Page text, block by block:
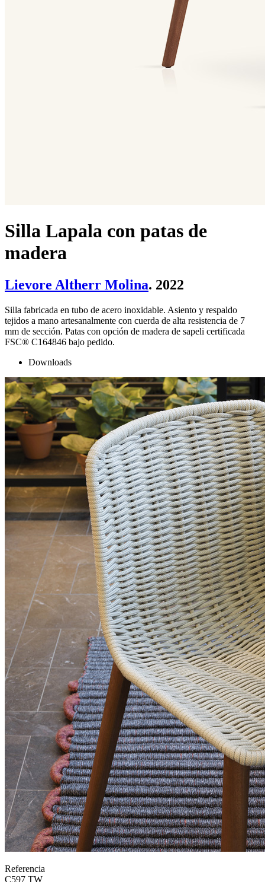
Silla Lapala con patas de
madera
Lievore Altherr Molina. 2022
Silla fabricada en tubo de acero inoxidable. Asiento y respaldo
tejidos a mano artesanalmente con cuerda de alta resistencia de 7
mm de sección. Patas con opción de madera de sapeli certificada
FSC® C164846 bajo pedido.
Downloads
Referencia
C597 TW